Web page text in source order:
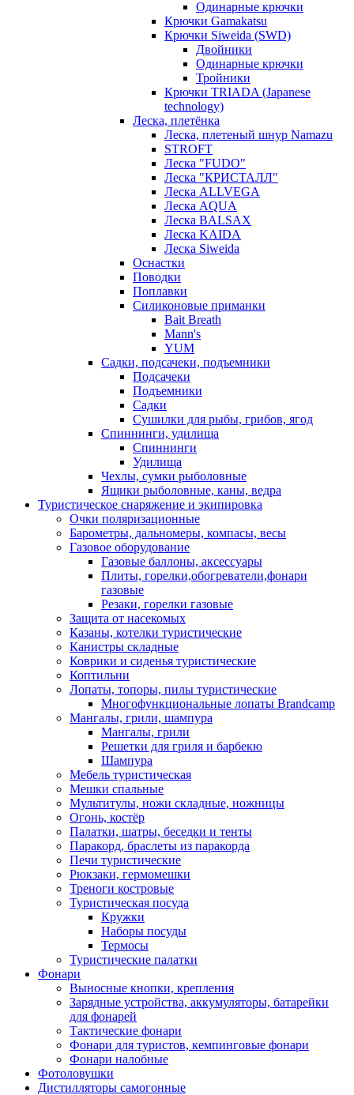
Одинарные крючки
Крючки Gamakatsu
Крючки Siweida (SWD)
Двойники
Одинарные крючки
Тройники
Крючки TRIADA (Japanese
technology)
Леска, плетёнка
Леска, плетеный шнур Namazu
STROFT
Леска "FUDO"
Леска "КРИСТАЛЛ"
Леска ALLVEGA
Леска AQUA
Леска BALSAX
Леска KAIDA
Леска Siweida
Оснастки
Поводки
Поплавки
Силиконовые приманки
Bait Breath
Mann's
YUM
Садки, подсачеки, подъемники
Подсачеки
Подъемники
Садки
Сушилки для рыбы, грибов, ягод
Спиннинги, удилища
Спиннинги
Удилища
Чехлы, сумки рыболовные
Ящики рыболовные, каны, ведра
Туристическое снаряжение и экипировка
Очки поляризационные
Барометры, дальномеры, компасы, весы
Газовое оборудование
Газовые баллоны, аксессуары
Плиты, горелки,обогреватели,фонари
газовые
Резаки, горелки газовые
Защита от насекомых
Казаны, котелки туристические
Канистры складные
Коврики и сиденья туристические
Коптильни
Лопаты, топоры, пилы туристические
Многофункциональные лопаты Brandcamp
Мангалы, грили, шампура
Мангалы, грили
Решетки для гриля и барбекю
Шампура
Мебель туристическая
Мешки спальные
Мультитулы, ножи складные, ножницы
Огонь, костёр
Палатки, шатры, беседки и тенты
Паракорд, браслеты из паракорда
Печи туристические
Рюкзаки, гермомешки
Треноги костровые
Туристическая посуда
Кружки
Наборы посуды
Термосы
Туристические палатки
Фонари
Выносные кнопки, крепления
Зарядные устройства, аккумуляторы, батарейки
для фонарей
Тактические фонари
Фонари для туристов, кемпинговые фонари
Фонари налобные
Фотоловушки
Дистилляторы самогонные